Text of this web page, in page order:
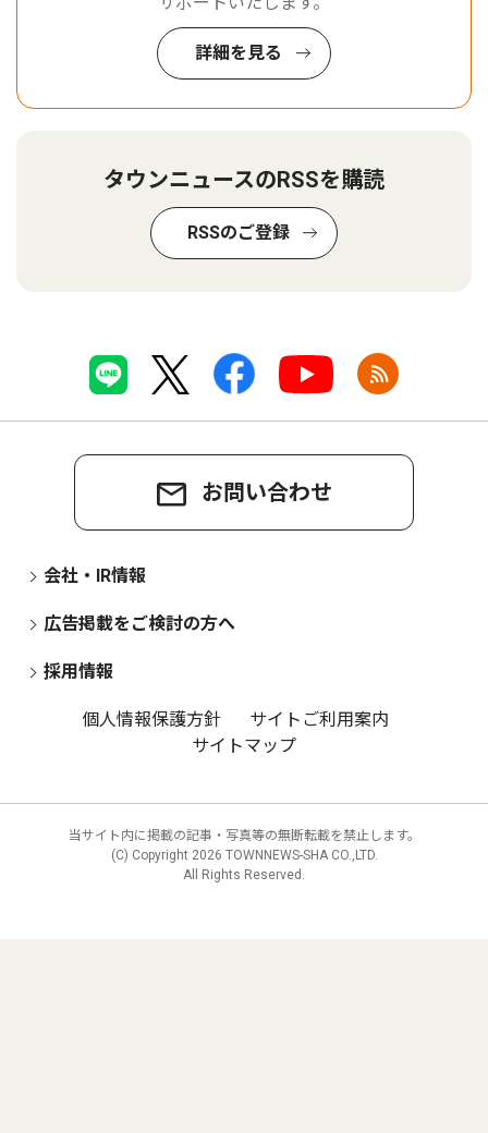
詳細を見る
タウンニュースのRSSを購読
RSSのご登録
お問い合わせ
会社・IR情報
広告掲載をご検討の方へ
採用情報
個人情報保護方針
サイトご利用案内
サイトマップ
当サイト内に掲載の記事・写真等の無断転載を禁止します。
(C) Copyright 2026 TOWNNEWS-SHA CO.,LTD.
All Rights Reserved.